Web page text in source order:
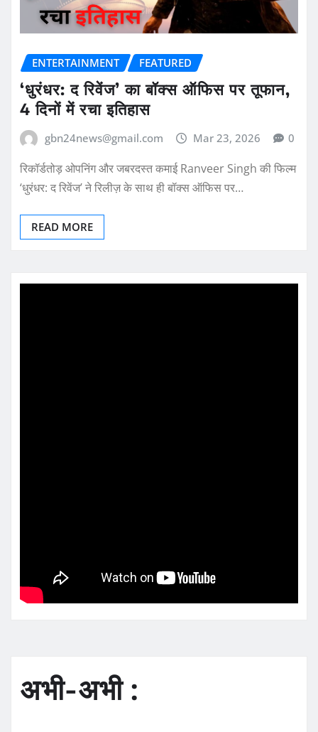
ENTERTAINMENT FEATURED
‘धुरंधर: द रिवेंज’ का बॉक्स ऑफिस पर तूफान,
4 दिनों में रचा इतिहास
gbn24news@gmail.com Mar 23, 2026 0
रिकॉर्डतोड़ ओपनिंग और जबरदस्त कमाई Ranveer Singh की फिल्म
‘धुरंधर: द रिवेंज’ ने रिलीज़ के साथ ही बॉक्स ऑफिस पर…
READ MORE
अभी-अभी :